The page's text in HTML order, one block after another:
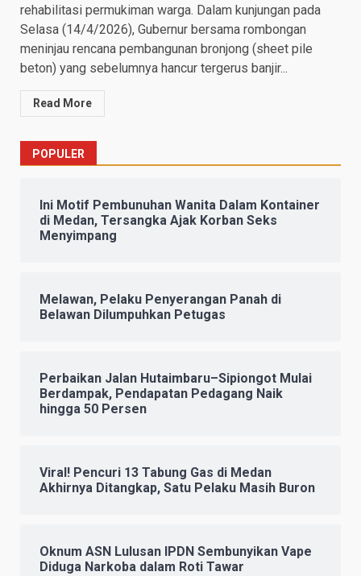
rehabilitasi permukiman warga. Dalam kunjungan pada
Selasa (14/4/2026), Gubernur bersama rombongan
meninjau rencana pembangunan bronjong (sheet pile
beton) yang sebelumnya hancur tergerus banjir...
Read More
POPULER
Ini Motif Pembunuhan Wanita Dalam Kontainer
di Medan, Tersangka Ajak Korban Seks
Menyimpang
Melawan, Pelaku Penyerangan Panah di
Belawan Dilumpuhkan Petugas
Perbaikan Jalan Hutaimbaru–Sipiongot Mulai
Berdampak, Pendapatan Pedagang Naik
hingga 50 Persen
Viral! Pencuri 13 Tabung Gas di Medan
Akhirnya Ditangkap, Satu Pelaku Masih Buron
Oknum ASN Lulusan IPDN Sembunyikan Vape
Diduga Narkoba dalam Roti Tawar